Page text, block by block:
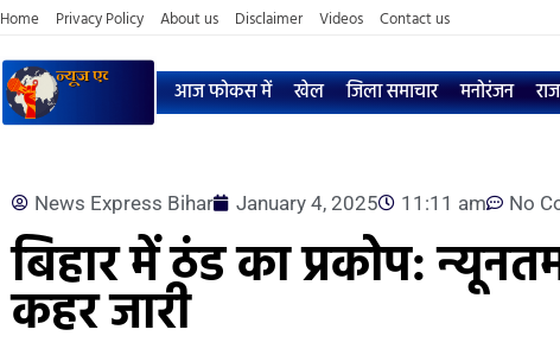
Home Privacy Policy About us Disclaimer Videos Contact us
आज फोकस में खेल जिला समाचार मनोरंजन
News Express Bihar January 4, 2025 11:11 am No
बिहार में ठंड का प्रकोप:
कहर जारी